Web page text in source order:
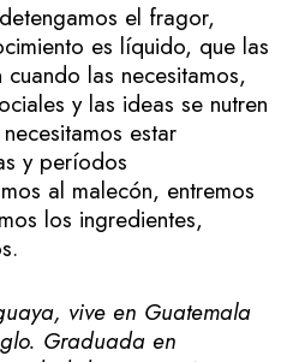
el fragor,
es líquido, que las
las necesitamos,
y las ideas se nutren
estar
y períodos
al malecón, entremos
los ingredientes,
vive en Guatemala
Graduada en